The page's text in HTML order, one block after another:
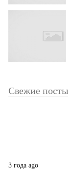
Свежие посты
3 года ago